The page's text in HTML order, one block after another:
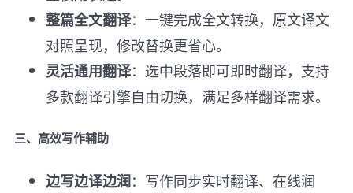
整篇全文翻译：一键完成全文转换，原文译文
对照呈现，修改替换更省心。
灵活通用翻译：选中段落即可即时翻译，支持
多款翻译引擎自由切换，满足多样翻译需求。
三、高效写作辅助
边写边译边润：写作同步实时翻译、在线润